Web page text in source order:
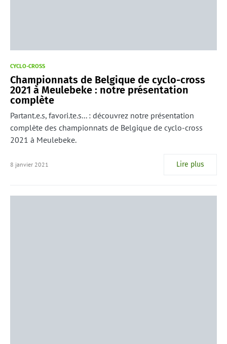
CYCLO-CROSS
Championnats de Belgique de cyclo-cross
2021 à Meulebeke : notre présentation
complète
Partant.e.s, favori.te.s... : découvrez notre présentation
complète des championnats de Belgique de cyclo-cross
2021 à Meulebeke.
8 janvier 2021 Lire plus